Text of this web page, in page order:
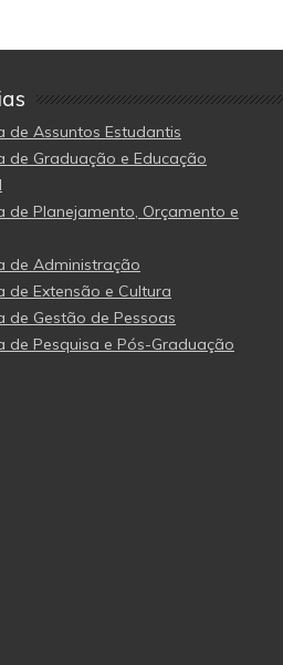
de Assuntos Estudantis
de Graduação e Educação
de Planejamento, Orçamento e
de Administração
de Extensão e Cultura
de Gestão de Pessoas
de Pesquisa e Pós-Graduação